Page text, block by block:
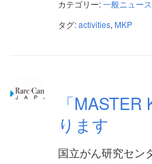
カテゴリー:一般ニュース
タグ:activities, MKP
「
ります
国立がん研究セン